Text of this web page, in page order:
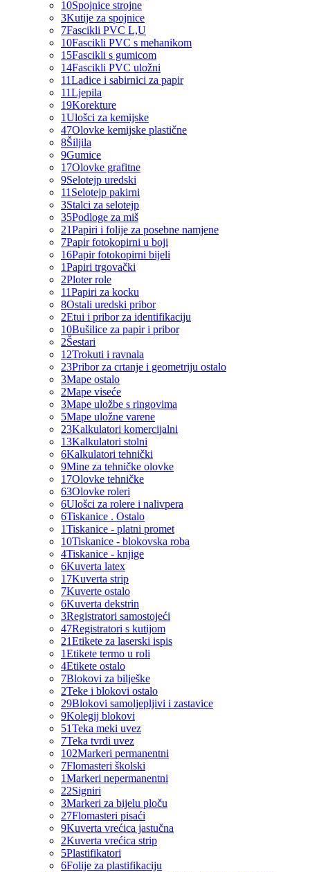
10Spojnice strojne
3Kutije za spojnice
7Fascikli PVC L,U
10Fascikli PVC s mehanikom
15Fascikli s gumicom
14Fascikli PVC uložni
11Ladice i sabirnici za papir
11Ljepila
19Korekture
1Ulošci za kemijske
47Olovke kemijske plastične
8Šiljila
9Gumice
17Olovke grafitne
9Selotejp uredski
11 Selotejp pakirni
3Stalci za selotejp
35Podloge za miš
21Papiri i folije za posebne namjene
7Papir fotokopirni u boji
16Papir fotokopirni bijeli
1Papiri trgovački
2Ploter role
11Papiri za kocku
8Ostali uredski pribor
2Etui i pribor za identifikaciju
10Bušilice za papir i pribor
2Šestari
12Trokuti i ravnala
23Pribor za crtanje i geometriju ostalo
3Mape ostalo
2Mape viseće
3Mape uložbe s ringovima
5Mape uložne varene
23Kalkulatori komercijalni
13Kalkulatori stolni
6Kalkulatori tehnički
9Mine za tehničke olovke
17Olovke tehničke
63Olovke roleri
6Ulošci za rolere i nalivpera
6Tiskanice . Ostalo
1Tiskanice - platni promet
10Tiskanice - blokovska roba
4Tiskanice - knjige
6Kuverta latex
17Kuverta strip
7Kuverte ostalo
6Kuverta dekstrin
3Registratori samostojeći
47Registratori s kutijom
21Etikete za laserski ispis
1Etikete termo u roli
4Etikete ostalo
7Blokovi za bilješke
2Teke i blokovi ostalo
29Blokovi samoljepljivi i zastavice
9Kolegij blokovi
51Teka meki uvez
7Teka tvrdi uvez
102Markeri permanentni
7Flomasteri školski
1Markeri nepermanentni
22Signiri
3Markeri za bijelu ploču
27Flomasteri pisaći
9Kuverta vrećica jastučna
2Kuverta vrećica strip
5Plastifikatori
6Folije za plastifikaciju